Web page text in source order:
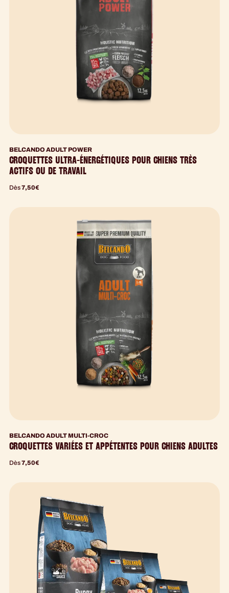
BELCANDO ADULT POWER
CROQUETTES ULTRA-ÉNERGÉTIQUES POUR CHIENS TRÈS
ACTIFS OU DE TRAVAIL
Dès7,50€
BELCANDO ADULT MULTI-CROC
CROQUETTES VARIÉES ET APPÉTENTES POUR CHIENS ADULTES
Dès7,50€